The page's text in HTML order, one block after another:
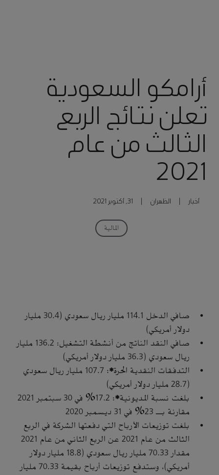
أرامكو السعودية
تعلن نتائج الربع
الثالث من عام
2021
أخبار الظهران 31, أكتوبر 2021
المالية
صافي الدخل 114.1 مليار ريال سعودي (30.4 مليار
دولار أمريكي)
صافي النقد الناتج من أنشطة التشغيل: 136.2 مليار
ريال سعودي (36.3 مليار دولار أمريكي)
التدفقات النقدية الحرة*: 107.7 مليار ريال سعودي
(28.7 مليار دولار أمريكي)
بلغت نسبة المديونية*: 17.2% في 30 سبتمبر 2021
مقارنة بـ 23% في 31 ديسمبر 2020
بلغت توزيعات الأرباح التي دفعتها الشركة في الربع
الثالث من عام 2021 عن الربع الثاني من عام 2021
مقدار 70.33 مليار ريال سعودي (18.8 مليار دولار
أمريكي)، وستدفع توزيعات أرباح بقيمة 70.33 مليار